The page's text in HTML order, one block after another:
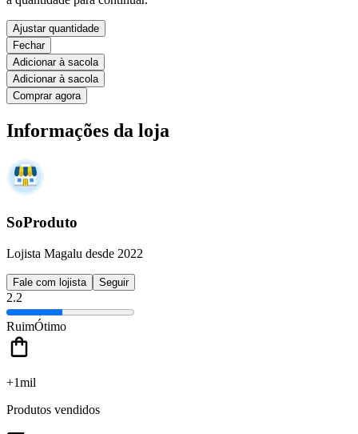
Ajustar quantidade
Fechar
Adicionar à sacola
Adicionar à sacola
Comprar agora
Informações da loja
SoProduto
Lojista Magalu desde 2022
Fale com lojista Seguir
2.2
RuimÓtimo
+1mil
Produtos vendidos